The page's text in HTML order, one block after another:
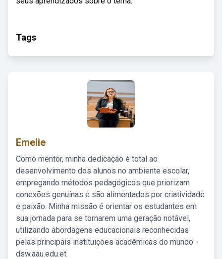
Tags
Emelie
Como mentor, minha dedicação é total ao
desenvolvimento dos alunos no ambiente escolar,
empregando métodos pedagógicos que priorizam
conexões genuínas e são alimentados por criatividade
e paixão. Minha missão é orientar os estudantes em
sua jornada para se tornarem uma geração notável,
utilizando abordagens educacionais reconhecidas
pelas principais instituições acadêmicas do mundo -
dsw.aau.edu.et.